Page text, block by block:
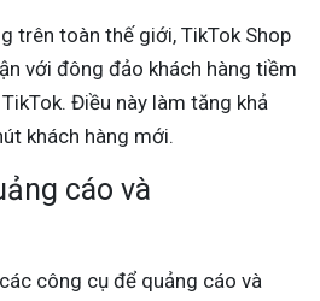
trên toàn thế giới, TikTok Shop
với đông đảo khách hàng tiềm
Điều này làm tăng khả
khách hàng mới.
cáo và
công cụ để quảng cáo và